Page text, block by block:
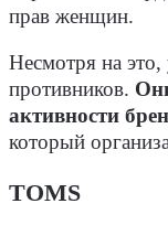
прав женщин.
Несмотря на это,
противников.
активности
который
TOMS